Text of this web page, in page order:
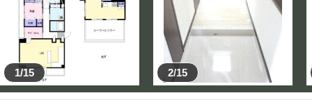
1/15 2/15